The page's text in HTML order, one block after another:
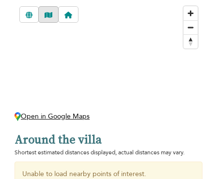
Open in Google Maps
Around the villa
Shortest estimated distances displayed, actual distances may vary.
Unable to load nearby points of interest.